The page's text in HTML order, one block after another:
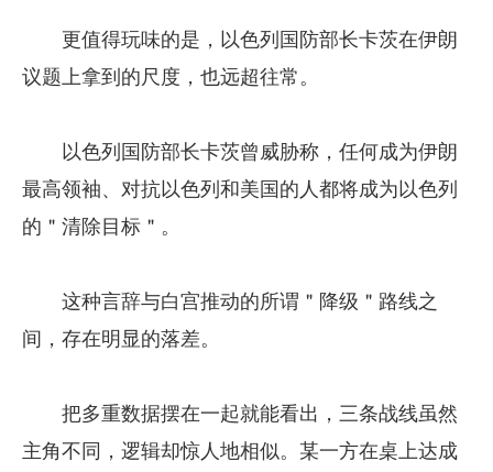
更值得玩味的是，以色列国防部长卡茨在伊朗
议题上拿到的尺度，也远超往常。
以色列国防部长卡茨曾威胁称，任何成为伊朗
最高领袖、对抗以色列和美国的人都将成为以色列
的＂清除目标＂。
这种言辞与白宫推动的所谓＂降级＂路线之
间，存在明显的落差。
把多重数据摆在一起就能看出，三条战线虽然
主角不同，逻辑却惊人地相似。某一方在桌上达成